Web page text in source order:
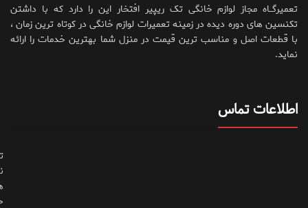
تعمیرگــاه مجاز لوازم خانگی تک ریپیر افتخار این را دارد که با داشتن
تکنسین های دوره دیده در زمینه تعمیرات لوازم خانگی در کوتاه ترین زمان ،
با قطعات اصل و مناسب ترین قیمت در منزل شما بهترین خدمات را ارائه
نماید.
اطلاعات تماس